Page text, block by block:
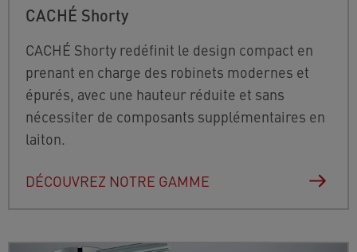
CACHÉ Shorty
CACHÉ Shorty redéfinit le design compact en
prenant en charge des robinets modernes et
épurés, avec une hauteur réduite et sans
nécessiter de composants supplémentaires en
laiton.
DÉCOUVREZ NOTRE GAMME